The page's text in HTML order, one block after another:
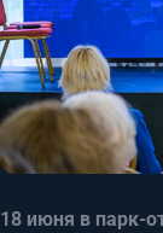
18 июня в парк-